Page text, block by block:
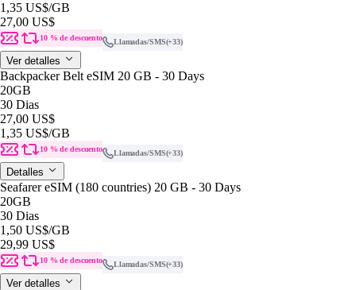
1,35 US$/GB
27,00 US$
10 % de descuento Llamadas/SMS(+33)
Ver detalles
Backpacker Belt eSIM 20 GB - 30 Days
20GB
30 Dias
27,00 US$
1,35 US$/GB
10 % de descuento Llamadas/SMS(+33)
Detalles
Seafarer eSIM (180 countries) 20 GB - 30 Days
20GB
30 Dias
1,50 US$/GB
29,99 US$
10 % de descuento Llamadas/SMS(+33)
Ver detalles